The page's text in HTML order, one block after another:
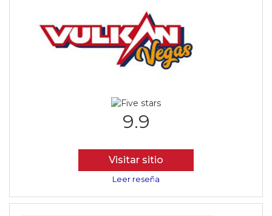
9.9
Visitar sitio
Leer reseña